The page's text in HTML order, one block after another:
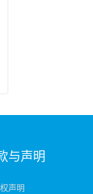
与声明
声明